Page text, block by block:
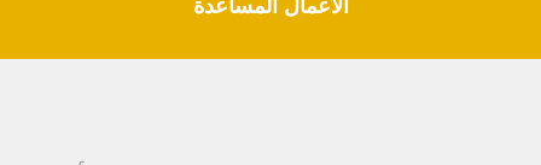
الأعمال المساعدة